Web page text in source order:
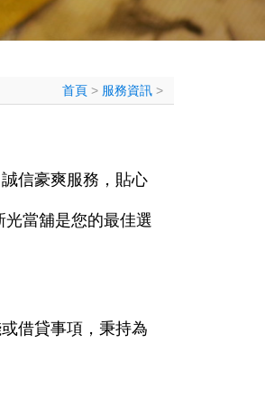
首頁 > 服務資訊 >
信豪爽服務，貼心
當舖是您的最佳選
借貸事項，秉持為